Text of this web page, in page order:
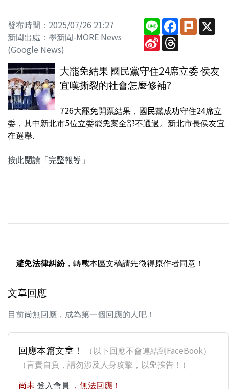
發布時間：2025/07/26 21:27
新聞出處：墨新聞-MORE News
(Google News)
Line Facebook
Plurk
Sina
Weibo
Threads
大罷免結果 國民黨守住24席立委 侯友
宜嘆撕裂的社會怎麼修補?
726大罷免開票結果，國民黨成功守住24席立
委，其中新北市5位立委罷免案全部不通過。新北市長侯友宜
在選舉.
按此閱讀「完整報導」
避免法律糾紛，轉載本區文稿請先徵得原作者同意！
文章回應
目前尚無回應，成為第一個回應的人吧！
回應本篇文章！
（以下回應不會連結到FaceBook）
（言責自負，請勿涉及人身攻擊，以免挨告！）
尚未 登入會員 ，無法回應！